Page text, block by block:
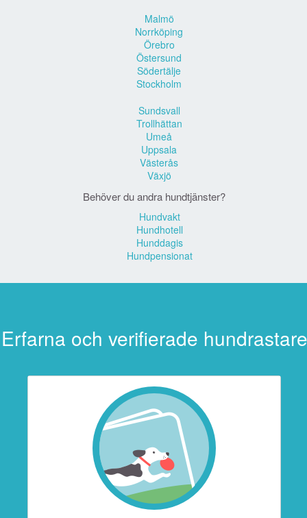
Malmö
Norrköping
Örebro
Östersund
Södertälje
Stockholm
Sundsvall
Trollhättan
Umeå
Uppsala
Västerås
Växjö
Behöver du andra hundtjänster?
Hundvakt
Hundhotell
Hunddagis
Hundpensionat
Erfarna och verifierade hundrastare